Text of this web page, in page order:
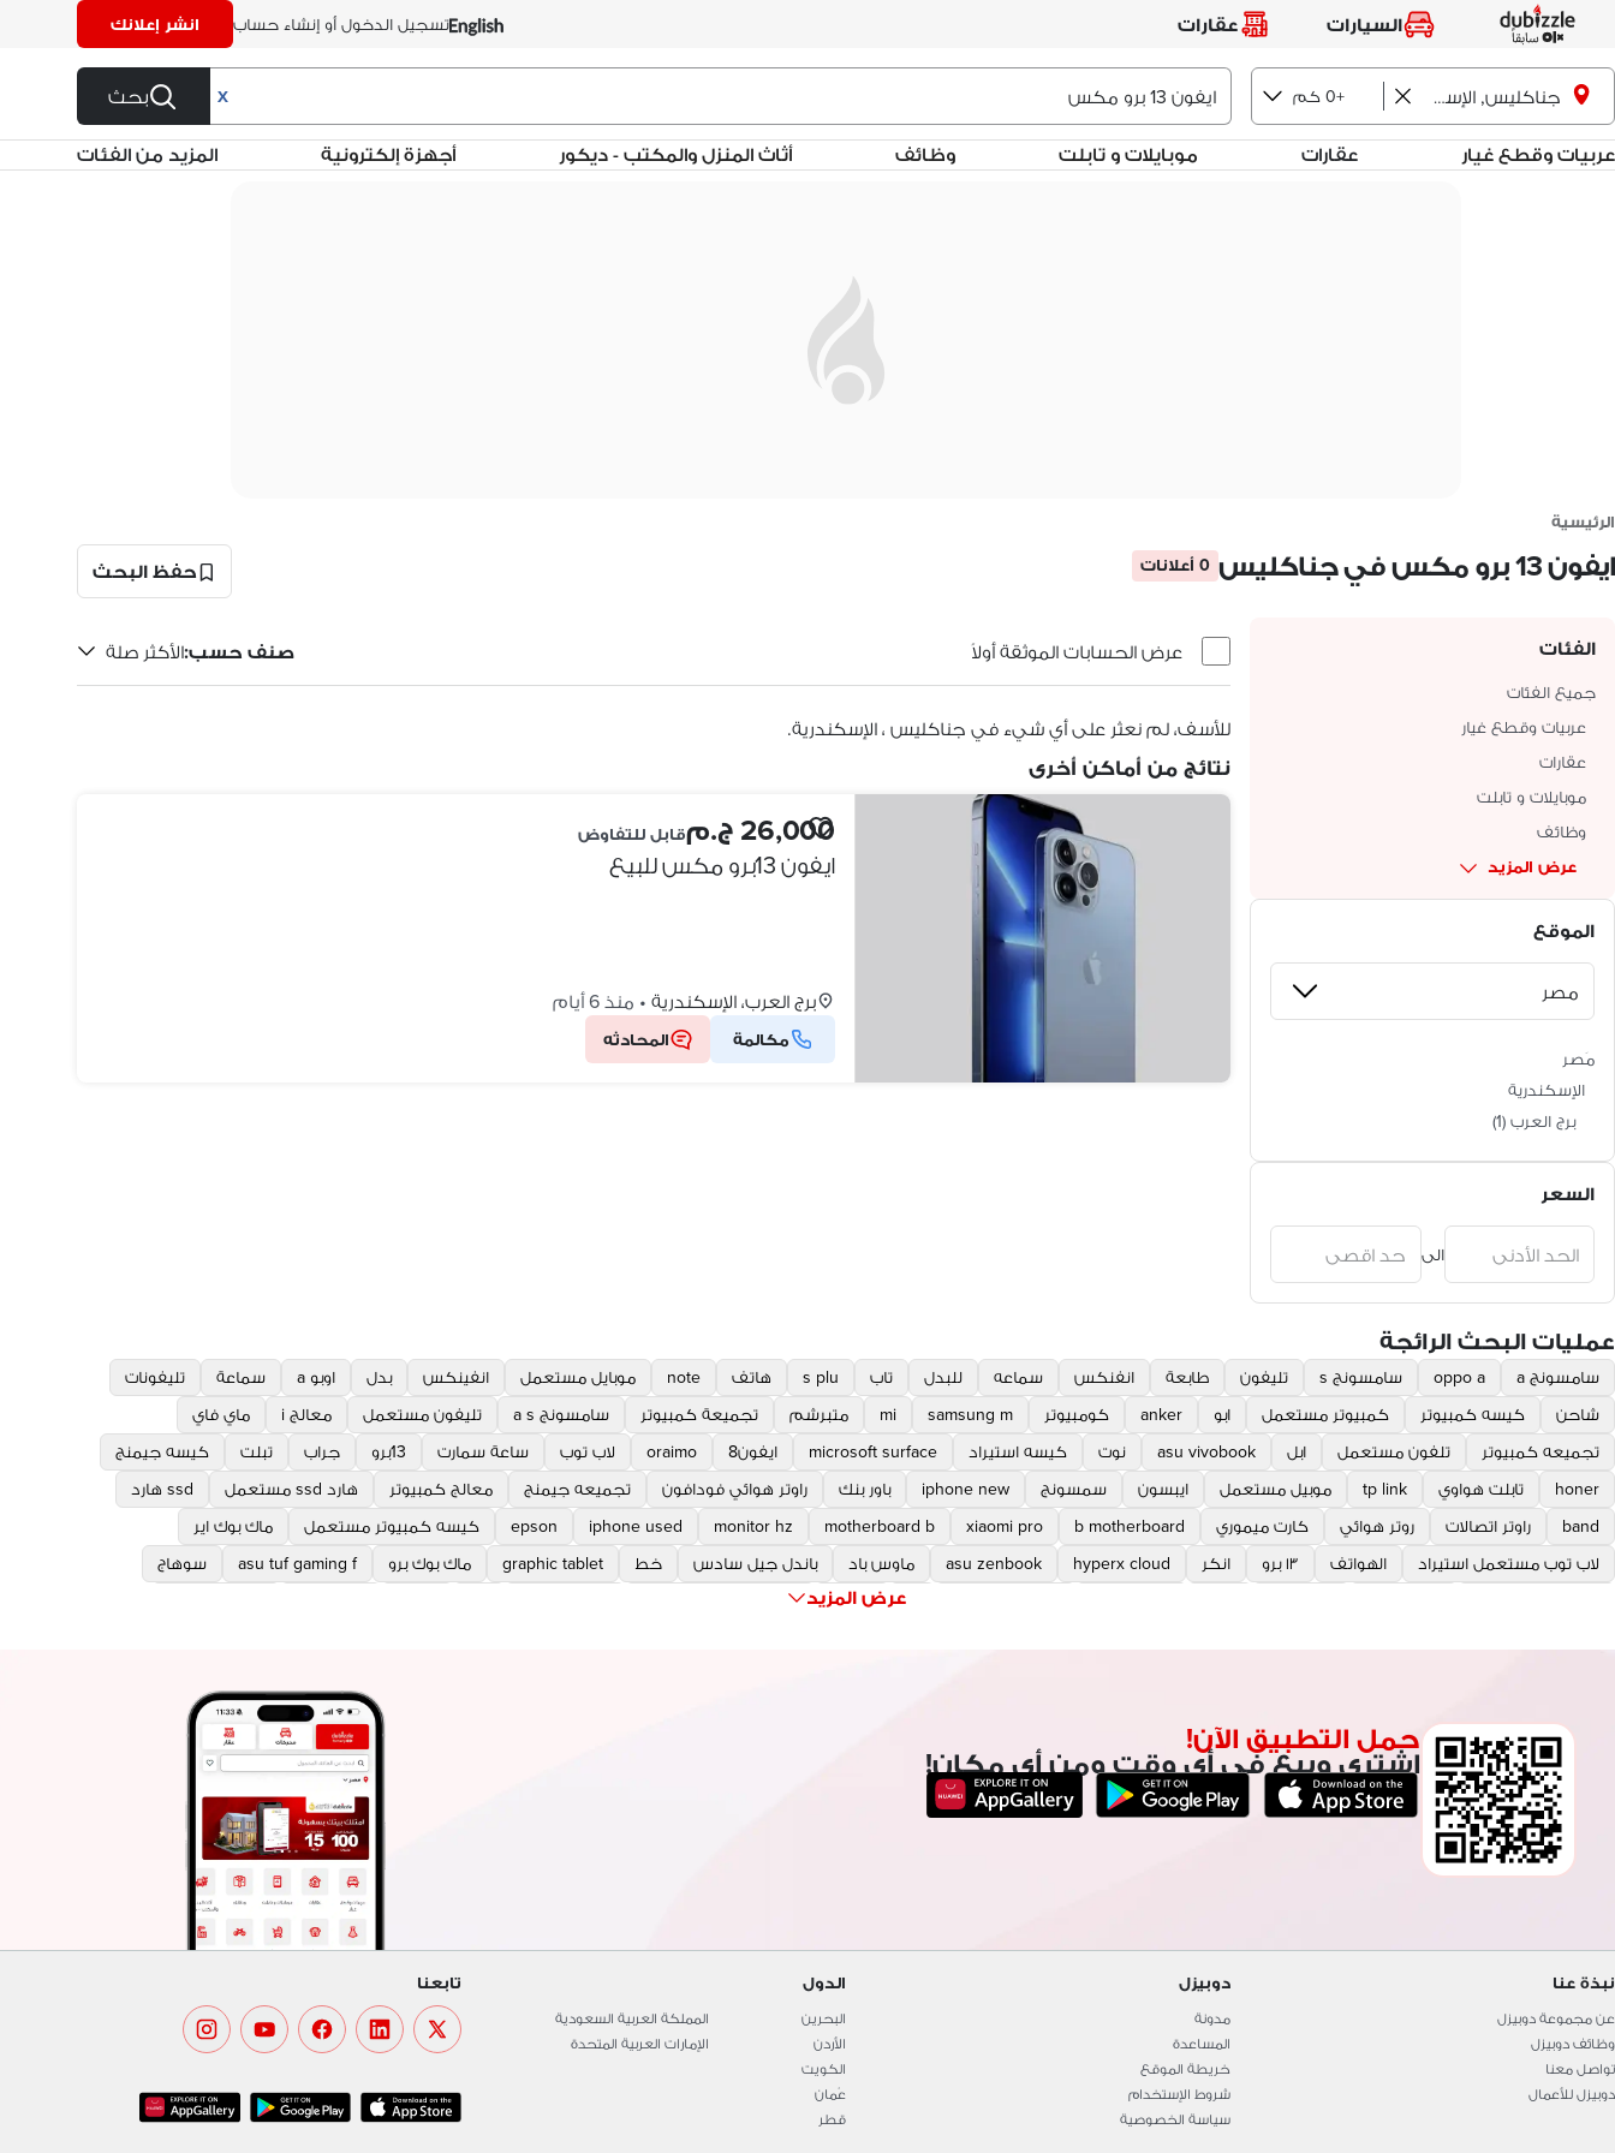
السيارات عقارات تسجيل الدخول أو إنشاء حساب انشر إعلانك
جناكليس, الإسكندرية +0 كم X بحث
عربيات وقطع غيار عقارات موبايلات و تابلت وظائف أثاث المنزل والمكتب - ديكور أجهزة إلكترونية المزيد من الفئات
الرئيسية
ايفون 13 برو مكس في جناكليس 0 أعلانات حفظ البحث
الفئات
جميع الفئات
عربيات وقطع غيار
عقارات
موبايلات و تابلت
وظائف
عرض المزيد
الموقع
مَصر
الإسكندرية
برج العرب (
1
)
السعر
الى
عرض الحسابات الموثقة أولاً صنف حسب:الأكثر صلة
للأسف، لم نعثر على أي شيء في جناكليس ، الإسكندرية.
نتائج من أماكن أخرى
26,000 ج.م قابل للتفاوض
ايفون 13برو مكس للبيع
برج العرب، الإسكندرية • منذ 6 أيام
مكالمة المحادثه
عمليات البحث الرائجة
سامسونج a oppo a سامسونج s تليفون طابعة انفنكس سماعه للبدل تاب s plu هاتف note موبايل مستعمل انفينكس بدل اوبو a سماعة
تليفونات
شاحن
كيسه كمبيوتر كمبيوتر مستعمل ابو anker كومبيوتر samsung m
mi متبرشم تجميعة كمبيوتر سامسونج a s تليفون مستعمل معالج i
ماي فاي
تجميعه كمبيوتر
تلفون مستعمل ابل asu vivobook نوت كيسه استيراد microsoft surface ايفون8 oraimo لاب توب ساعة سمارت 13برو جراب تبلت
كيسه جيمنج
honer
تابلت هواوي tp link موبيل مستعمل ايبسون سمسونج iphone new باور بنك راوتر هوائي فودافون تجميعه جيمنج معالج كمبيوتر هارد ssd مستعمل
ssd هارد
band
راوتر اتصالات روتر هوائي كارت ميموري b motherboard
xiaomi pro
motherboard b
monitor hz
iphone used
epson كيسه كمبيوتر مستعمل
ماك بوك اير
لاب توب مستعمل استيراد
الهواتف ١٣ برو انكر hyperx cloud
asu zenbook ماوس باد باندل جيل سادس خط graphic tablet ماك بوك برو asu tuf gaming f
سوهاج
r i ابسون microsoft surface pro عرض المزيد
حمل التطبيق الآن!
اشتري وبيع في أي وقت ومن أي مكان!
نبذة عنا
عن مجموعة دوبيزل
وظائف دوبيزل
تواصل معنا
دوبيزل للأعمال
دوبيزل
مدونة
المساعدة
خريطة الموقع
شروط الإستخدام
سياسة الخصوصية
الدول
البحرين
الأردن
الكويت
عُمان
قطر
المملكة العربية السعودية
الإمارات العربية المتحدة
تابعنا